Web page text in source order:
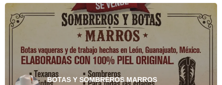
BOTAS Y SOMBREROS MARROS